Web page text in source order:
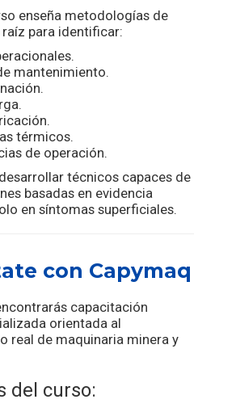
enseña metodologías de
raíz para identificar:
mantenimiento.
térmicos.
de operación.
técnicos capaces de
basadas en evidencia
en síntomas superficiales.
con Capymaq
capacitación
orientada al
real de maquinaria minera y
del curso: